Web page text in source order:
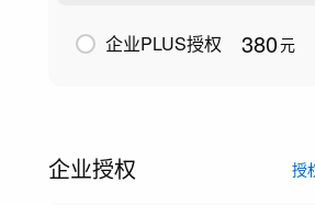
企业PLUS授权 380元
企业授权 授